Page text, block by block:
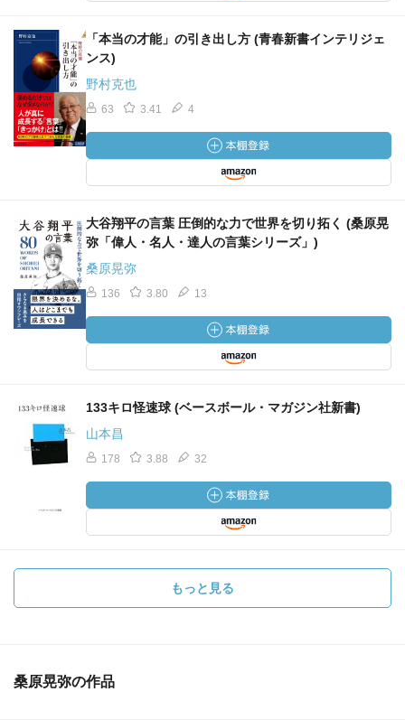
「本当の才能」の引き出し方 (青春新書インテリジェ
ンス)
野村克也
63 3.41 4
大谷翔平の言葉 圧倒的な力で世界を切り拓く (桑原晃
弥「偉人・名人・達人の言葉シリーズ」)
桑原晃弥
136 3.80 13
133キロ怪速球 (ベースボール・マガジン社新書)
山本昌
178 3.88 32
もっと見る
桑原晃弥の作品